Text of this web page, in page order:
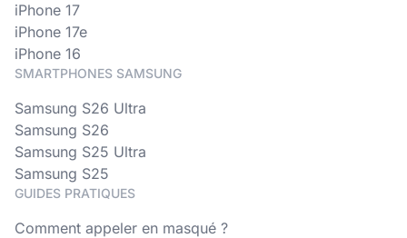
iPhone 17
iPhone 17e
iPhone 16
SMARTPHONES SAMSUNG
Samsung S26 Ultra
Samsung S26
Samsung S25 Ultra
Samsung S25
GUIDES PRATIQUES
Comment appeler en masqué ?